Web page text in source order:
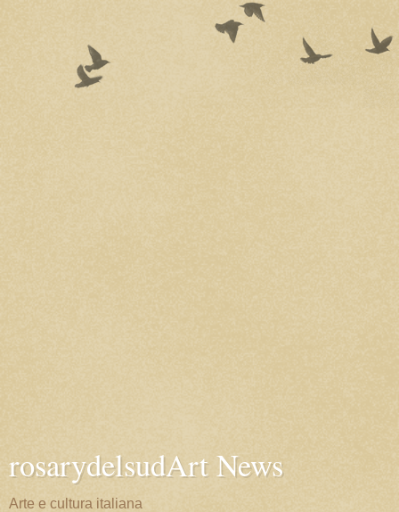
rosarydelsudArt News
Arte e cultura italiana